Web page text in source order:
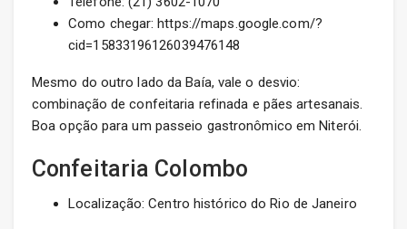
Como chegar: https://maps.google.com/?
cid=15833196126039476148
Mesmo do outro lado da Baía, vale o desvio:
combinação de confeitaria refinada e pães artesanais.
Boa opção para um passeio gastronômico em Niterói.
Confeitaria Colombo
Localização: Centro histórico do Rio de Janeiro